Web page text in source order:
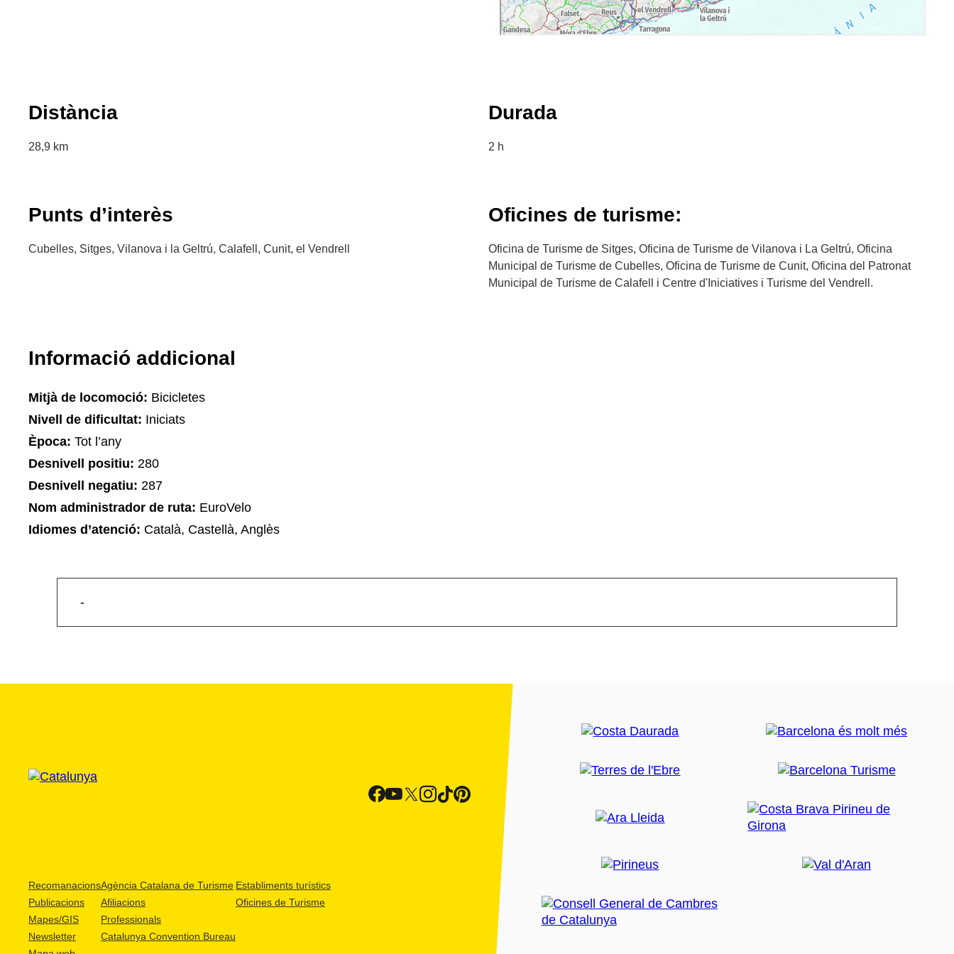
Distància
28,9 km
Durada
2 h
Punts d’interès
Cubelles, Sitges, Vilanova i la Geltrú, Calafell, Cunit, el Vendrell
Oficines de turisme:
Oficina de Turisme de Sitges, Oficina de Turisme de Vilanova i La Geltrú, Oficina
Municipal de Turisme de Cubelles, Oficina de Turisme de Cunit, Oficina del Patronat
Municipal de Turisme de Calafell i Centre d'Iniciatives i Turisme del Vendrell.
Informació addicional
Mitjà de locomoció: Bicicletes
Nivell de dificultat: Iniciats
Època: Tot l’any
Desnivell positiu: 280
Desnivell negatiu: 287
Nom administrador de ruta: EuroVelo
Idiomes d’atenció: Català, Castellà, Anglès
-
Recomanacions
Publicacions
Mapes/GIS
Newsletter
Agència Catalana de Turisme
Afiliacions
Professionals
Catalunya Convention Bureau
Establiments turístics
Oficines de Turisme